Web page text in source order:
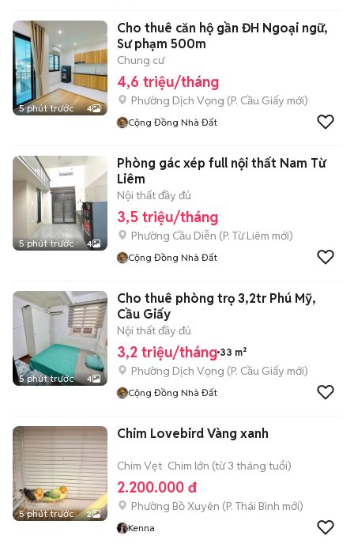
5 phút trước 4
Cho thuê căn hộ gần ĐH Ngoại ngữ,
Sư phạm 500m
Chung cư
4,6 triệu/tháng
Phường Dịch Vọng (P. Cầu Giấy mới)
Cộng Đồng Nhà Đất
5 phút trước 4
Phòng gác xép full nội thất Nam Từ
Liêm
Nội thất đầy đủ
3,5 triệu/tháng
Phường Cầu Diễn (P. Từ Liêm mới)
Cộng Đồng Nhà Đất
5 phút trước 4
Cho thuê phòng trọ 3,2tr Phú Mỹ,
Cầu Giấy
Nội thất đầy đủ
3,2 triệu/tháng 33 m²
Phường Dịch Vọng (P. Cầu Giấy mới)
Cộng Đồng Nhà Đất
5 phút trước 2
Chim Lovebird Vàng xanh
Chim Vẹt Chim lớn (từ 3 tháng tuổi)
2.200.000 đ
Phường Bồ Xuyên (P. Thái Bình mới)
Kenna